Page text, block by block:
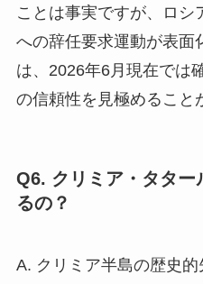
ことは事実ですが、ロシ
への辞任要求運動が表面
は、2026年6月現在では
の信頼性を見極めること
Q6. クリミア・タター
るの？
A. クリミア半島の歴史的